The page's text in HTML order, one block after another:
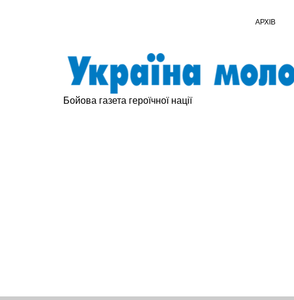
АРХІВ
Бойова газета героїчної нації